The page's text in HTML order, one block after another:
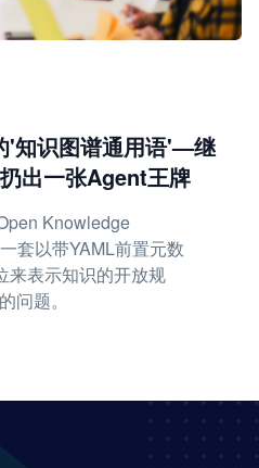
识图谱通用语'—继
出一张Agent王牌
Knowledge
套以带YAML前置元数
来表示知识的开放规
问题。